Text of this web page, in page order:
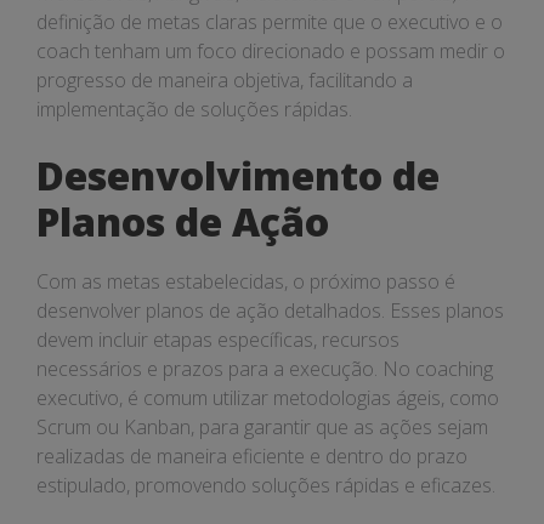
definição de metas claras permite que o executivo e o
coach tenham um foco direcionado e possam medir o
progresso de maneira objetiva, facilitando a
implementação de soluções rápidas.
Desenvolvimento de
Planos de Ação
Com as metas estabelecidas, o próximo passo é
desenvolver planos de ação detalhados. Esses planos
devem incluir etapas específicas, recursos
necessários e prazos para a execução. No coaching
executivo, é comum utilizar metodologias ágeis, como
Scrum ou Kanban, para garantir que as ações sejam
realizadas de maneira eficiente e dentro do prazo
estipulado, promovendo soluções rápidas e eficazes.